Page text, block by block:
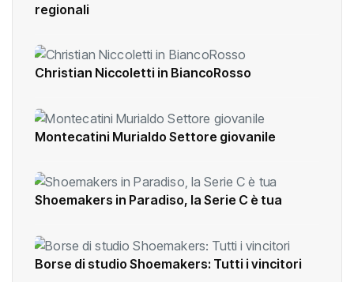
regionali
Christian Niccoletti in BiancoRosso
Montecatini Murialdo Settore giovanile
Shoemakers in Paradiso, la Serie C è tua
Borse di studio Shoemakers: Tutti i vincitori